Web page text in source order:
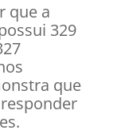
que a
329
que